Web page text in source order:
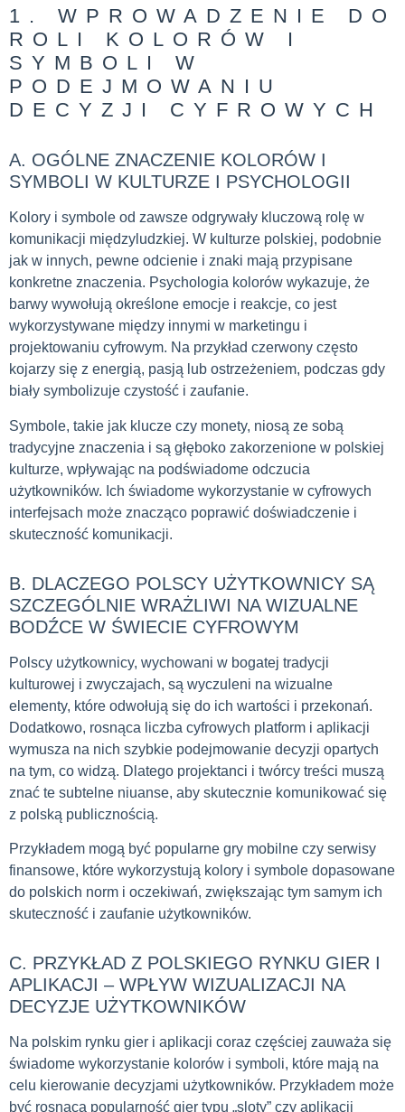
1. WPROWADZENIE DO
ROLI KOLORÓW I
SYMBOLI W
PODEJMOWANIU
DECYZJI CYFROWYCH
A. OGÓLNE ZNACZENIE KOLORÓW I
SYMBOLI W KULTURZE I PSYCHOLOGII
Kolory i symbole od zawsze odgrywały kluczową rolę w
komunikacji międzyludzkiej. W kulturze polskiej, podobnie
jak w innych, pewne odcienie i znaki mają przypisane
konkretne znaczenia. Psychologia kolorów wykazuje, że
barwy wywołują określone emocje i reakcje, co jest
wykorzystywane między innymi w marketingu i
projektowaniu cyfrowym. Na przykład czerwony często
kojarzy się z energią, pasją lub ostrzeżeniem, podczas gdy
biały symbolizuje czystość i zaufanie.
Symbole, takie jak klucze czy monety, niosą ze sobą
tradycyjne znaczenia i są głęboko zakorzenione w polskiej
kulturze, wpływając na podświadome odczucia
użytkowników. Ich świadome wykorzystanie w cyfrowych
interfejsach może znacząco poprawić doświadczenie i
skuteczność komunikacji.
B. DLACZEGO POLSCY UŻYTKOWNICY SĄ
SZCZEGÓLNIE WRAŻLIWI NA WIZUALNE
BODŹCE W ŚWIECIE CYFROWYM
Polscy użytkownicy, wychowani w bogatej tradycji
kulturowej i zwyczajach, są wyczuleni na wizualne
elementy, które odwołują się do ich wartości i przekonań.
Dodatkowo, rosnąca liczba cyfrowych platform i aplikacji
wymusza na nich szybkie podejmowanie decyzji opartych
na tym, co widzą. Dlatego projektanci i twórcy treści muszą
znać te subtelne niuanse, aby skutecznie komunikować się
z polską publicznością.
Przykładem mogą być popularne gry mobilne czy serwisy
finansowe, które wykorzystują kolory i symbole dopasowane
do polskich norm i oczekiwań, zwiększając tym samym ich
skuteczność i zaufanie użytkowników.
C. PRZYKŁAD Z POLSKIEGO RYNKU GIER I
APLIKACJI – WPŁYW WIZUALIZACJI NA
DECYZJE UŻYTKOWNIKÓW
Na polskim rynku gier i aplikacji coraz częściej zauważa się
świadome wykorzystanie kolorów i symboli, które mają na
celu kierowanie decyzjami użytkowników. Przykładem może
być rosnąca popularność gier typu „sloty” czy aplikacji